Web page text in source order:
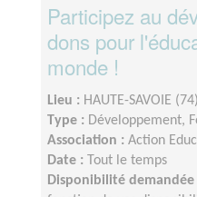
Participez au
dons pour
monde !
Lieu : HAUTE-SAVOIE (74)
Type : Développement,
Association : Action
Date :
Tout le temps
Disponibilité demandée